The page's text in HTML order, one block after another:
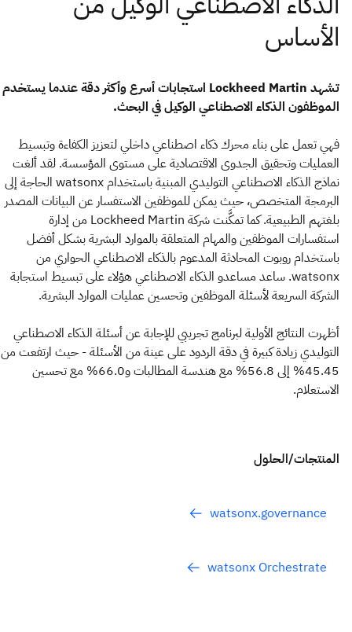
تشهد Lockheed Martin استجابات أسرع وأكثر دقة عندما يستخدم
الموظفون الذكاء الاصطناعي الوكيل في البحث.
فهي تعمل على بناء محرك ذكاء اصطناعي داخلي لتعزيز الكفاءة وتبسيط
العمليات وتحقيق الجدوى الاقتصادية على مستوى المؤسسة. لقد ألغت
نماذج الذكاء الاصطناعي التوليدي المبنية باستخدام watsonx الحاجة إلى
البرمجة المتخصص، حيث يمكن للموظفين الاستفسار عن البيانات المصدر
بلغتهم الطبيعية. كما تمكَّنت شركة Lockheed Martin من إدارة
استفسارات الموظفين والمهام المتعلقة بالموارد البشرية بشكل أفضل
باستخدام روبوت المحادثة المدعوم بالذكاء الاصطناعي الحواري من
watsonx. ساعد مساعدو الذكاء الاصطناعي هؤلاء على تبسيط استجابة
الشركة السريعة لأسئلة الموظفين وتحسين عمليات الموارد البشرية.
أظهرت النتائج الأولية لبرنامج تجريبي للإجابة عن أسئلة الذكاء الاصطناعي
التوليدي زيادة كبيرة في دقة الردود على عينة من الأسئلة - حيث ارتفعت من
45.45% إلى 56.8% مع هندسة المطالبات و66.0% مع تحسين
الاستعلام.
المنتجات/الحلول
watsonx.governance
watsonx Orchestrate